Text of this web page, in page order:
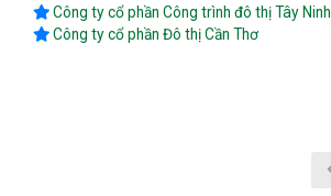
Công ty cổ phần Công trình đô thị Tây Ninh
Công ty cổ phần Đô thị Cần Thơ